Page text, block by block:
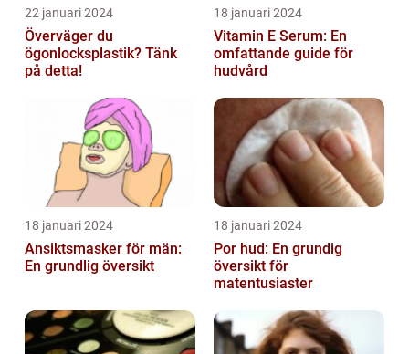
22 januari 2024
Överväger du
ögonlocksplastik? Tänk
på detta!
18 januari 2024
Vitamin E Serum: En
omfattande guide för
hudvård
18 januari 2024
Ansiktsmasker för män:
En grundlig översikt
18 januari 2024
Por hud: En grundig
översikt för
matentusiaster